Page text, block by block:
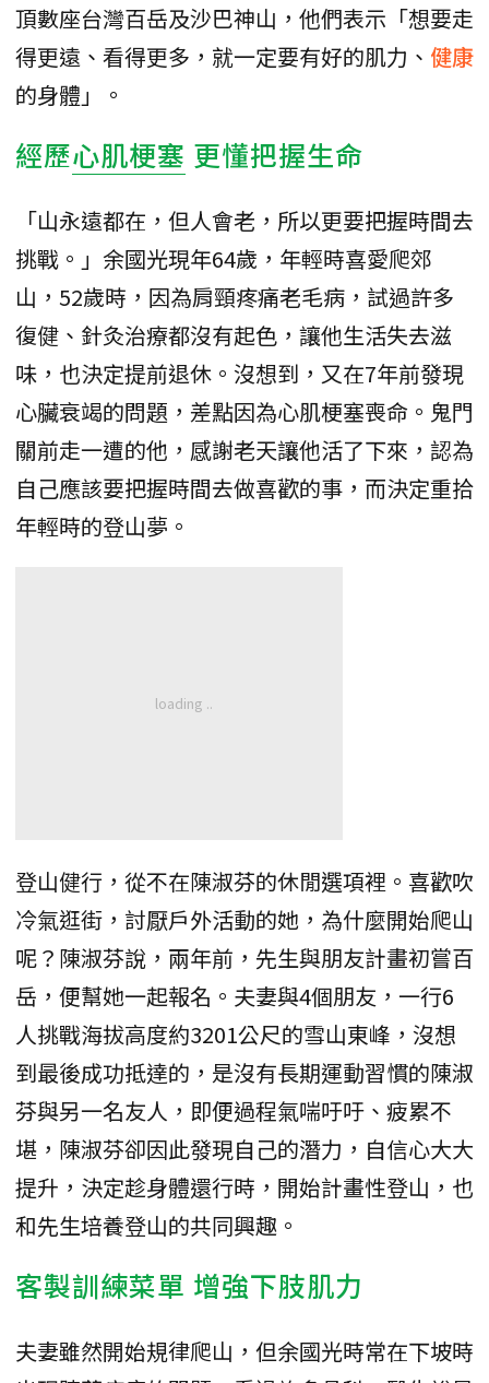
頂數座台灣百岳及沙巴神山，他們表示「想要走
得更遠、看得更多，就一定要有好的肌力、 健康
的身體」。
經歷心肌梗塞 更懂把握生命
「山永遠都在，但人會老，所以更要把握時間去
挑戰。」余國光現年64歲，年輕時喜愛爬郊
山，52歲時，因為肩頸疼痛老毛病，試過許多
復健、針灸治療都沒有起色，讓他生活失去滋
味，也決定提前退休。沒想到，又在7年前發現
心臟衰竭的問題，差點因為心肌梗塞喪命。鬼門
關前走一遭的他，感謝老天讓他活了下來，認為
自己應該要把握時間去做喜歡的事，而決定重拾
年輕時的登山夢。
登山健行，從不在陳淑芬的休閒選項裡。喜歡吹
冷氣逛街，討厭戶外活動的她，為什麼開始爬山
呢？陳淑芬說，兩年前，先生與朋友計畫初嘗百
岳，便幫她一起報名。夫妻與4個朋友，一行6
人挑戰海拔高度約3201公尺的雪山東峰，沒想
到最後成功抵達的，是沒有長期運動習慣的陳淑
芬與另一名友人，即便過程氣喘吁吁、疲累不
堪，陳淑芬卻因此發現自己的潛力，自信心大大
提升，決定趁身體還行時，開始計畫性登山，也
和先生培養登山的共同興趣。
客製訓練菜單 增強下肢肌力
夫妻雖然開始規律爬山，但余國光時常在下坡時